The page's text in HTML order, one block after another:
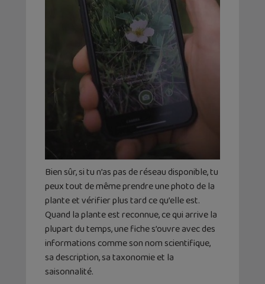
Bien sûr, si tu n’as pas de réseau disponible, tu
peux tout de même prendre une photo de la
plante et vérifier plus tard ce qu’elle est.
Quand la plante est reconnue, ce qui arrive la
plupart du temps, une fiche s’ouvre avec des
informations comme son nom scientifique,
sa description, sa taxonomie et la
saisonnalité.